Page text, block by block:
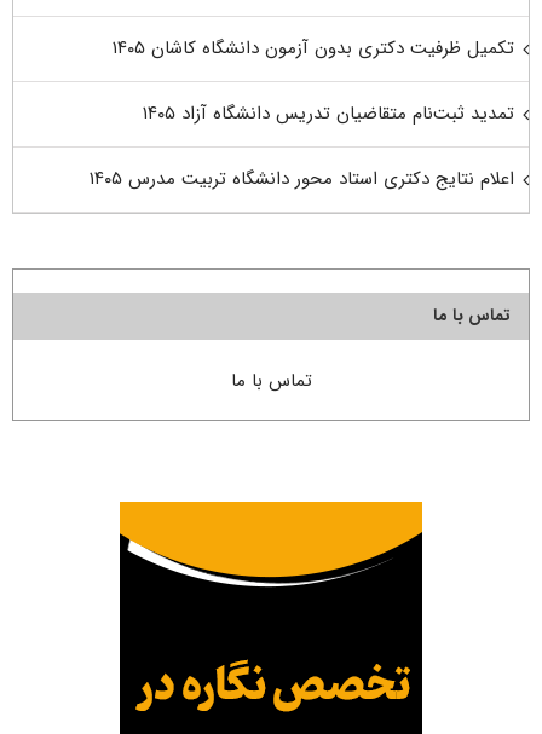
تکمیل ظرفیت دکتری بدون آزمون دانشگاه کاشان ۱۴۰۵
تمدید ثبت‌نام متقاضیان تدریس دانشگاه آزاد ۱۴۰۵
اعلام نتایج دکتری استاد محور دانشگاه تربیت مدرس ۱۴۰۵
تماس با ما
تماس با ما